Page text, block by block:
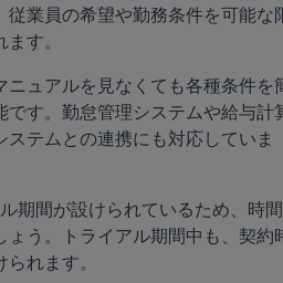
従業員の希望や勤務条件を可能な
す。
ニュアルを見なくても各種条件を
です。勤怠管理システムや給与計
ステムとの連携にも対応していま
期間が設けられているため、時間
ょう。トライアル期間中も、契約
れます。